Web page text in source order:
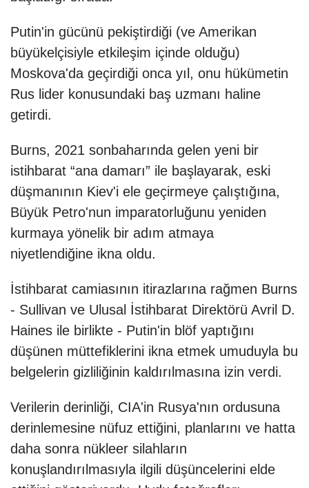
Putin'in gücünü pekiştirdiği (ve Amerikan
büyükelçisiyle etkileşim içinde olduğu)
Moskova'da geçirdiği onca yıl, onu hükümetin
Rus lider konusundaki baş uzmanı haline
getirdi.
Burns, 2021 sonbaharında gelen yeni bir
istihbarat “ana damarı” ile başlayarak, eski
düşmanının Kiev'i ele geçirmeye çalıştığına,
Büyük Petro'nun imparatorluğunu yeniden
kurmaya yönelik bir adım atmaya
niyetlendiğine ikna oldu.
İstihbarat camiasının itirazlarına rağmen Burns
- Sullivan ve Ulusal İstihbarat Direktörü Avril D.
Haines ile birlikte - Putin'in blöf yaptığını
düşünen müttefiklerini ikna etmek umuduyla bu
belgelerin gizliliğinin kaldırılmasına izin verdi.
Verilerin derinliği, CIA'in Rusya'nın ordusuna
derinlemesine nüfuz ettiğini, planlarını ve hatta
daha sonra nükleer silahların
konuşlandırılmasıyla ilgili düşüncelerini elde